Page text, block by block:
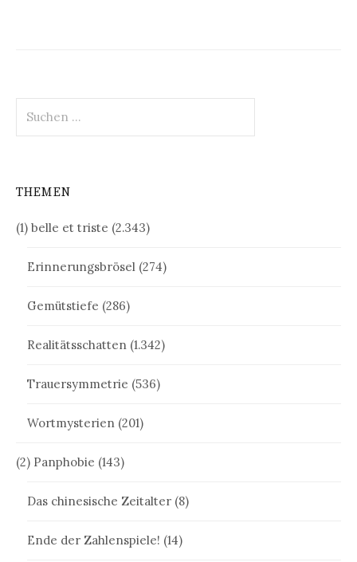
nach:
THEMEN
(1) belle et triste (2.343)
Erinnerungsbrösel (274)
Gemütstiefe (286)
Realitätsschatten (1.342)
Trauersymmetrie (536)
Wortmysterien (201)
(2) Panphobie (143)
Das chinesische Zeitalter (8)
Ende der Zahlenspiele! (14)